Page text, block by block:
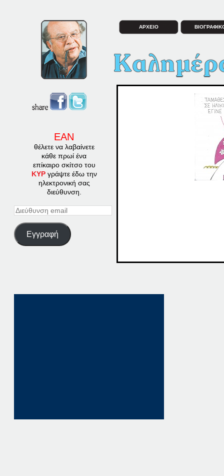
ΕΑΝ
θέλετε να λαβαίνετε
κάθε πρωί ένα
επίκαιρο σκίτσο του
ΚΥΡγράψτε έδω την
ηλεκτρονική σας
διεύθυνση.
Διεύθυνση
Εγγραφή
ΑΡΧΕΙΟ